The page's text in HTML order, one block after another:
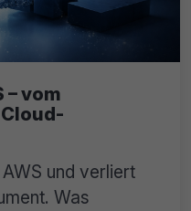
– vom
und verliert
Was